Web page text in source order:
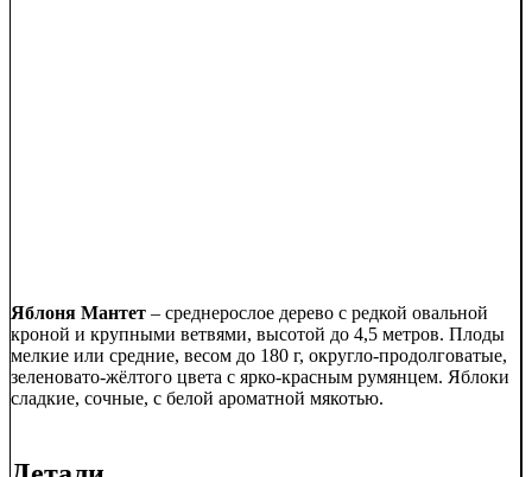
Яблоня Мантет – среднерослое дерево с редкой овальной
кроной и крупными ветвями, высотой до 4,5 метров. Плоды
мелкие или средние, весом до 180 г, округло-продолговатые,
зеленовато-жёлтого цвета с ярко-красным румянцем. Яблоки
сладкие, сочные, с белой ароматной мякотью.